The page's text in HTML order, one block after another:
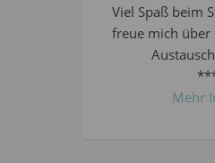
Viel Spaß beim
freue mich über
Mehr